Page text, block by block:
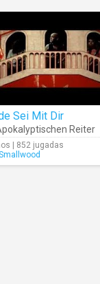
Sei Mit Dir
Reiter
| 852 jugadas